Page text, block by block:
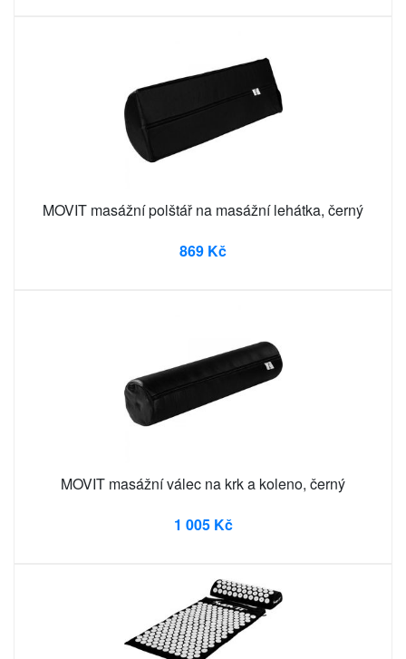
MOVIT masážní polštář na masážní lehátka, černý
869 Kč
MOVIT masážní válec na krk a koleno, černý
1 005 Kč